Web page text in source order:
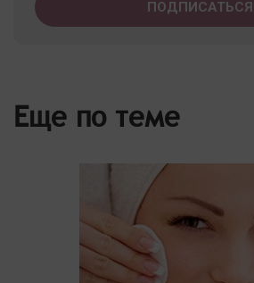
Еще по теме